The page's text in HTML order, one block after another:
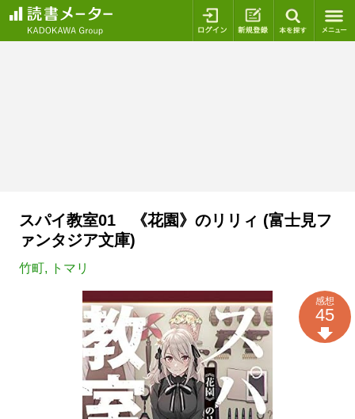
ログイン 新規登録
スパイ教室01 《花園》のリリィ (富士見フ
ァンタジア文庫)
竹町, トマリ
感想
45